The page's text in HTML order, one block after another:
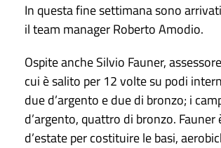
In questa fine settimana sono
il team manager Roberto Amodio.
Ospite anche Silvio Fauner,
cui è salito per 12 volte su podi
due d’argento e due di bronzo; i
d’argento, quattro di bronzo.
d’estate per costituire le basi,